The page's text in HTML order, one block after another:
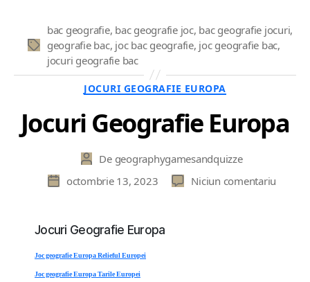
Etichete
bac geografie, bac geografie joc, bac geografie jocuri,
geografie bac, joc bac geografie, joc geografie bac,
jocuri geografie bac
Categorii
JOCURI GEOGRAFIE EUROPA
Jocuri Geografie Europa
Autor
articol
De geographygamesandquizze
Datăoctombrie 13, 2023 Niciun comentariu
Jocuri Geografie Europa
Joc geografie Europa Relieful Europei
Joc geografie Europa Tarile Europei